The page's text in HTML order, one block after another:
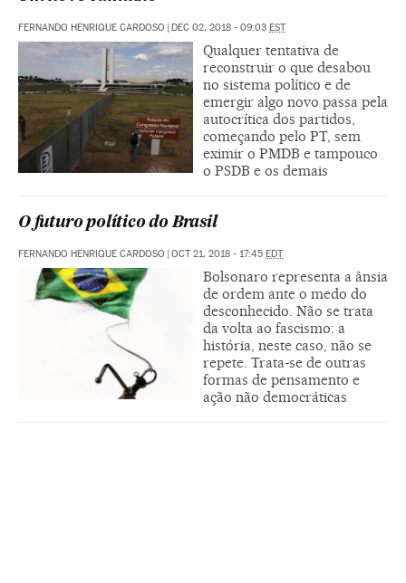
FERNANDO HENRIQUE CARDOSO | DEC 02, 2018 - 09:03 EST
Qualquer tentativa de
reconstruir o que desabou
no sistema político e de
emergir algo novo passa pela
autocrítica dos partidos,
começando pelo PT, sem
eximir o PMDB e tampouco
o PSDB e os demais
O futuro político do Brasil
FERNANDO HENRIQUE CARDOSO | OCT 21, 2018 - 17:45 EDT
Bolsonaro representa a ânsia
de ordem ante o medo do
desconhecido. Não se trata
da volta ao fascismo: a
história, neste caso, não se
repete. Trata-se de outras
formas de pensamento e
ação não democráticas